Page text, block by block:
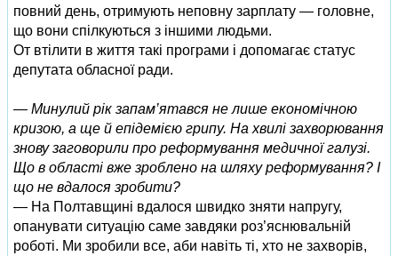
повний день, отримують неповну зарплату — головне,
що вони спілкуються з іншими людьми.
От втілити в життя такі програми і допомагає статус
депутата обласної ради.
— Минулий рік запам’ятався не лише економічною
кризою, а ще й епідемією грипу. На хвилі захворювання
знову заговорили про реформування медичної галузі.
Що в області вже зроблено на шляху реформування? І
що не вдалося зробити?
— На Полтавщині вдалося швидко зняти напругу,
опанувати ситуацію саме завдяки роз’яснювальній
роботі. Ми зробили все, аби навіть ті, хто не захворів,